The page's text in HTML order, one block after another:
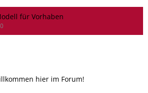
für Vorhaben
hier im Forum!